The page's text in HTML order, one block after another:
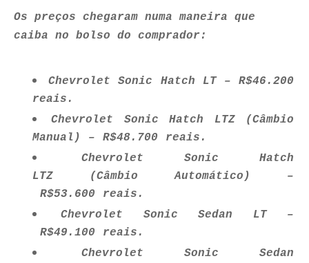
Os preços chegaram numa maneira que
caiba no bolso do comprador:
Chevrolet Sonic Hatch LT – R$46.200
reais.
Chevrolet Sonic Hatch LTZ (Câmbio
Manual) – R$48.700 reais.
Chevrolet Sonic Hatch
LTZ (Câmbio Automático) –
R$53.600 reais.
Chevrolet Sonic Sedan LT –
R$49.100 reais.
Chevrolet Sonic Sedan